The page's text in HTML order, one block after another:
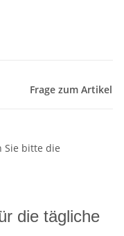
Frage zum Artikel
Sie bitte die
die tägliche